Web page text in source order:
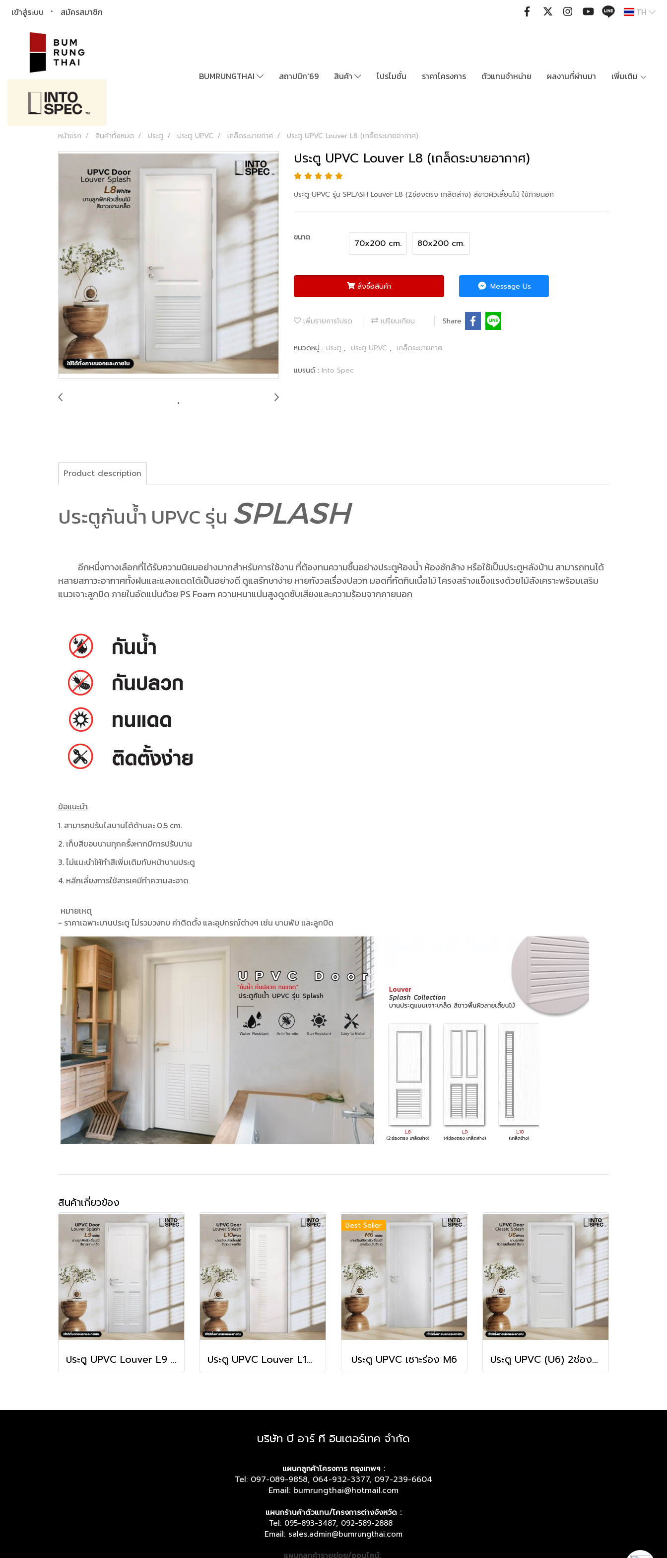
เข้าสู่ระบบ สมัครสมาชิก TH
BUMRUNGTHAI สถาปนิก'69 สินค้า โปรโมชั่น ราคาโครงการ ตัวแทนจำหน่าย ผลงานที่ผ่านมา เพิ่มเติม
หน้าแรก สินค้าทั้งหมด ประตู ประตู UPVC เกล็ดระบายกาศ ประตู UPVC Louver L8 (เกล็ดระบายอากาศ)
ประตู UPVC Louver L8 (เกล็ดระบายอากาศ)
ประตู UPVC รุ่น SPLASH Louver L8 (2ช่องตรง เกล็ดล่าง) สีขาวผิวเสี้ยนไม้ ใช้ภายนอก
ขนาด
70x200 cm. 80x200 cm.
สั่งซื้อสินค้า Message Us
เพิ่มรายการโปรด เปรียบเทียบ Share
หมวดหมู่ : ประตู , ประตู UPVC , เกล็ดระบายกาศ
แบรนด์ : Into Spec
Product description
ประตูกันน้ำ UPVC รุ่น SPLASH
อีกหนึ่งทางเลือกที่ได้รับความนิยมอย่างมากสำหรับการใช้งาน ที่ต้องทนความชื้นอย่างประตูห้องน้ำ ห้องซักล้าง หรือใช้เป็นประตูหลังบ้าน สามารถทนได้
หลายสภาวะอากาศทั้งฝนและแสงแดดได้เป็นอย่างดี ดูแลรักษาง่าย หายกังวลเรื่องปลวก มอดที่กัดกินเนื้อไม้ โครงสร้างแข็งแรงด้วยไม้สังเคราะพร้อมเสริม
แนวเจาะลูกบิด ภายในอัดแน่นด้วย PS Foam ความหนาแน่นสูงดูดซับเสียงและความร้อนจากภายนอก
ข้อแนะนำ
1. สามารถปรับไสบานได้ด้านละ 0.5 cm.
2. เก็บสีขอบบานทุกครั้งหากมีการปรับบาน
3. ไม่แนะนำให้ทำสีเพิ่มเติมทับหน้าบานประตู
4. หลีกเลี่ยงการใช้สารเคมีทำความสะอาด
หมายเหตุ
- ราคาเฉพาะบานประตู ไม่รวมวงกบ ค่าติดตั้ง และอุปกรณ์ต่างๆ เช่น บานพับ และลูกบิด
สินค้าเกี่ยวข้อง
ประตู UPVC Louver L9 (เกล็ดระบายอากาศ) ประตู UPVC Louver L10 (เกล็ดระบายอากาศแนวยาว)
Best Seller
ประตู UPVC เซาะร่อง M6 ประตู UPVC (U6) 2ช่องตรง
บริษัท บี อาร์ ที อินเตอร์เทค จำกัด
แผนกลูกค้าโครงการ กรุงเทพฯ :
Tel: 097-089-9858, 064-932-3377, 097-239-6604
Email: bumrungthai@hotmail.com
แผนกร้านค้าตัวแทน/โครงการต่างจังหวัด :
Tel: 095-893-3487, 092-589-2888
Email: sales.admin@bumrungthai.com
แผนกลูกค้ารายย่อย/ออนไลน์: